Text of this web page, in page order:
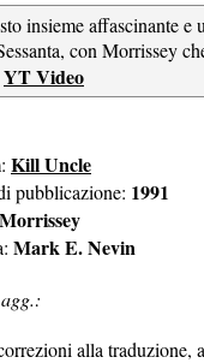
insieme affascinante
con Morrissey
YT Video
Kill Uncle
pubblicazione: 1991
Morrissey
Mark E. Nevin
alla traduzione,